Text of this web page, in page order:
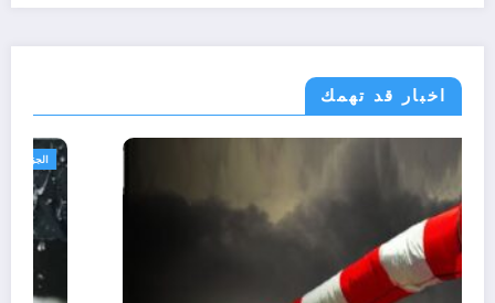
اخبار قد تهمك